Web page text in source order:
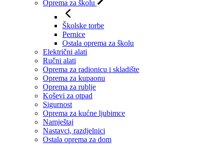
Oprema za školu
Školske torbe
Pernice
Ostala oprema za školu
Električni alati
Ručni alati
Oprema za radionicu i skladište
Oprema za kupaonu
Oprema za rublje
Koševi za otpad
Sigurnost
Oprema za kućne ljubimce
Namještaj
Nastavci, razdjelnici
Ostala oprema za dom